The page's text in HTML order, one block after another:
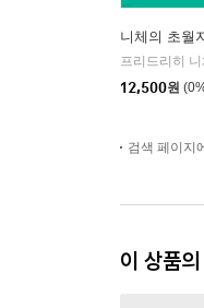
니체의 초월
12,500원
검색 페이지
이 상품